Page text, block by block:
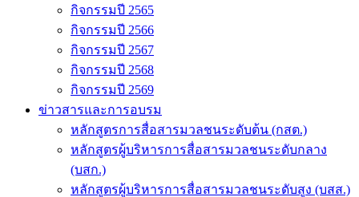
กิจกรรมปี 2565
กิจกรรมปี 2566
กิจกรรมปี 2567
กิจกรรมปี 2568
กิจกรรมปี 2569
ข่าวสารและการอบรม
หลักสูตรการสื่อสารมวลชนระดับต้น (กสต.)
หลักสูตรผู้บริหารการสื่อสารมวลชนระดับกลาง
(บสก.)
หลักสูตรผู้บริหารการสื่อสารมวลชนระดับสูง (บสส.)